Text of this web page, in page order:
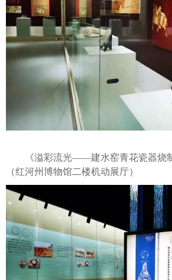
《溢彩流光——建水窑青花瓷器烧制
（红河州博物馆二楼机动展厅）